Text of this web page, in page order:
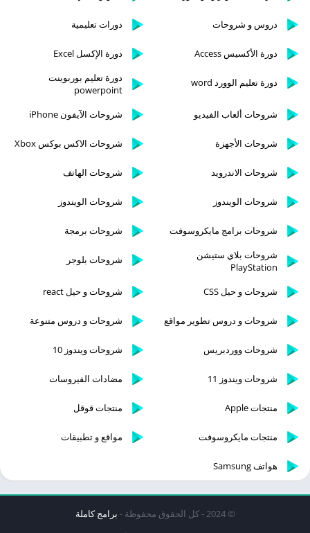
دروس و شروحات دورات تعليمية
دورة الأكسيس Access دورة الإكسل Excel
دورة تعليم الوورد word
دورة تعليم بوربوينت
powerpoint
شروحات ألعاب الفيديو
شروحات الآيفون iPhone
شروحات الأجهزة شروحات الاكس بوكس Xbox
شروحات الاندرويد شروحات الهاتف
شروحات الويندوز شروحات الويندوز
شروحات برامج مايكروسوفت
شروحات برمجة
شروحات بلاي ستيشن
PlayStation
شروحات بلوجر
شروحات و حيل CSS شروحات و حيل react
شروحات و دروس تطوير مواقع شروحات و دروس متنوعة
شروحات ووردبريس شروحات ويندوز 10
شروحات ويندوز 11 مضادات الفيروسات
منتجات Apple منتجات قوقل
منتجات مايكروسوفت مواقع و تطبيقات
هواتف Samsung
© 2024 - كل الحقوق محفوظة - برامج كاملة